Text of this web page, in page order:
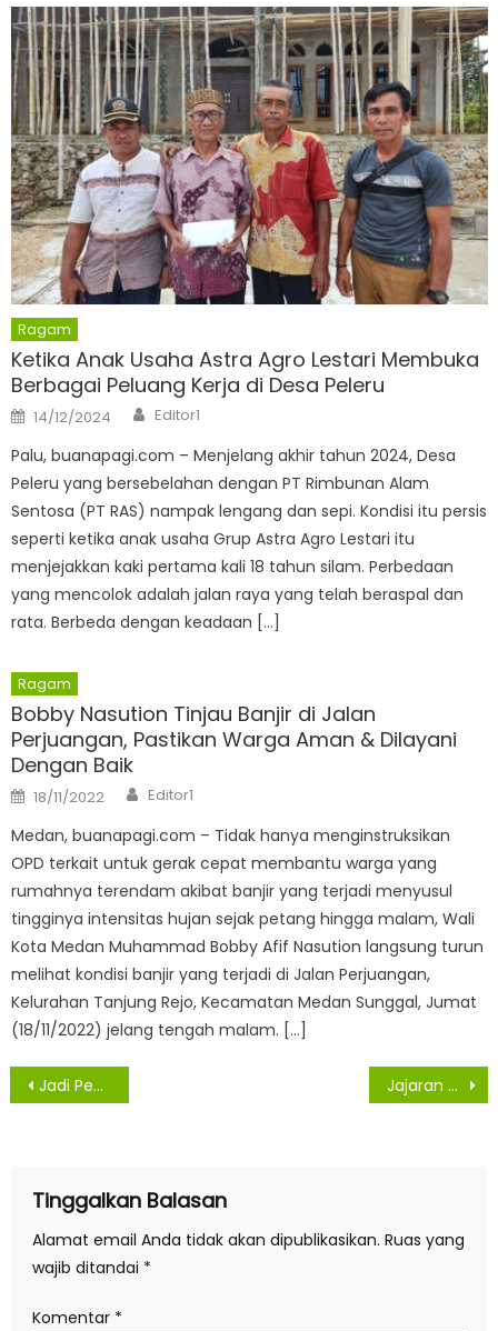
Ragam
Ketika Anak Usaha Astra Agro Lestari Membuka
Berbagai Peluang Kerja di Desa Peleru
Posted
on
14/12/2024 Author
Editor1
Palu, buanapagi.com – Menjelang akhir tahun 2024, Desa
Peleru yang bersebelahan dengan PT Rimbunan Alam
Sentosa (PT RAS) nampak lengang dan sepi. Kondisi itu persis
seperti ketika anak usaha Grup Astra Agro Lestari itu
menjejakkan kaki pertama kali 18 tahun silam. Perbedaan
yang mencolok adalah jalan raya yang telah beraspal dan
rata. Berbeda dengan keadaan […]
Ragam
Bobby Nasution Tinjau Banjir di Jalan
Perjuangan, Pastikan Warga Aman & Dilayani
Dengan Baik
Posted
on
18/11/2022 Author
Editor1
Medan, buanapagi.com – Tidak hanya menginstruksikan
OPD terkait untuk gerak cepat membantu warga yang
rumahnya terendam akibat banjir yang terjadi menyusul
tingginya intensitas hujan sejak petang hingga malam, Wali
Kota Medan Muhammad Bobby Afif Nasution langsung turun
melihat kondisi banjir yang terjadi di Jalan Perjuangan,
Kelurahan Tanjung Rejo, Kecamatan Medan Sunggal, Jumat
(18/11/2022) jelang tengah malam. […]
Navigasi
Jadi Pegawai Tetap PDAM Tirtalihou Dibandrol Rp.50-70 Juta, Betty Sinaga : Tak Benar Itu Jajaran Polsek Sunggal Dan Tim Gugus Tugas Covid-19, Bubarkan Kegiatan Zumba Party Body Contest di Manhattan
Tinggalkan Balasan
Alamat email Anda tidak akan dipublikasikan. Ruas yang
wajib ditandai *
Komentar *